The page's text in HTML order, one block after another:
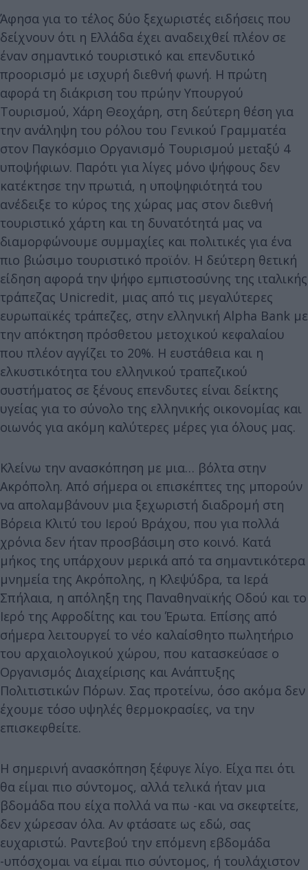
Άφησα για το τέλος δύο ξεχωριστές ειδήσεις που
δείχνουν ότι η Ελλάδα έχει αναδειχθεί πλέον σε
έναν σημαντικό τουριστικό και επενδυτικό
προορισμό με ισχυρή διεθνή φωνή. Η πρώτη
αφορά τη διάκριση του πρώην Υπουργού
Τουρισμού, Χάρη Θεοχάρη, στη δεύτερη θέση για
την ανάληψη του ρόλου του Γενικού Γραμματέα
στον Παγκόσμιο Οργανισμό Τουρισμού μεταξύ 4
υποψήφιων. Παρότι για λίγες μόνο ψήφους δεν
κατέκτησε την πρωτιά, η υποψηφιότητά του
ανέδειξε το κύρος της χώρας μας στον διεθνή
τουριστικό χάρτη και τη δυνατότητά μας να
διαμορφώνουμε συμμαχίες και πολιτικές για ένα
πιο βιώσιμο τουριστικό προϊόν. Η δεύτερη θετική
είδηση αφορά την ψήφο εμπιστοσύνης της ιταλικής
τράπεζας Unicredit, μιας από τις μεγαλύτερες
ευρωπαϊκές τράπεζες, στην ελληνική Alpha Bank με
την απόκτηση πρόσθετου μετοχικού κεφαλαίου
που πλέον αγγίζει το 20%. Η ευστάθεια και η
ελκυστικότητα του ελληνικού τραπεζικού
συστήματος σε ξένους επενδυτες είναι δείκτης
υγείας για το σύνολο της ελληνικής οικονομίας και
οιωνός για ακόμη καλύτερες μέρες για όλους μας.
Κλείνω την ανασκόπηση με μια… βόλτα στην
Ακρόπολη. Από σήμερα οι επισκέπτες της μπορούν
να απολαμβάνουν μια ξεχωριστή διαδρομή στη
Βόρεια Κλιτύ του Ιερού Βράχου, που για πολλά
χρόνια δεν ήταν προσβάσιμη στο κοινό. Κατά
μήκος της υπάρχουν μερικά από τα σημαντικότερα
μνημεία της Ακρόπολης, η Κλεψύδρα, τα Ιερά
Σπήλαια, η απόληξη της Παναθηναϊκής Οδού και το
Ιερό της Αφροδίτης και του Έρωτα. Επίσης από
σήμερα λειτουργεί το νέο καλαίσθητο πωλητήριο
του αρχαιολογικού χώρου, που κατασκεύασε ο
Οργανισμός Διαχείρισης και Ανάπτυξης
Πολιτιστικών Πόρων. Σας προτείνω, όσο ακόμα δεν
έχουμε τόσο υψηλές θερμοκρασίες, να την
επισκεφθείτε.
Η σημερινή ανασκόπηση ξέφυγε λίγο. Είχα πει ότι
θα είμαι πιο σύντομος, αλλά τελικά ήταν μια
βδομάδα που είχα πολλά να πω -και να σκεφτείτε,
δεν χώρεσαν όλα. Αν φτάσατε ως εδώ, σας
ευχαριστώ. Ραντεβού την επόμενη εβδομάδα
-υπόσχομαι να είμαι πιο σύντομος, ή τουλάχιστον